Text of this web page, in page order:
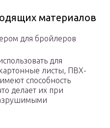
материалов
для бройлеров
для
листы, ПВХ-
способность
делает их при